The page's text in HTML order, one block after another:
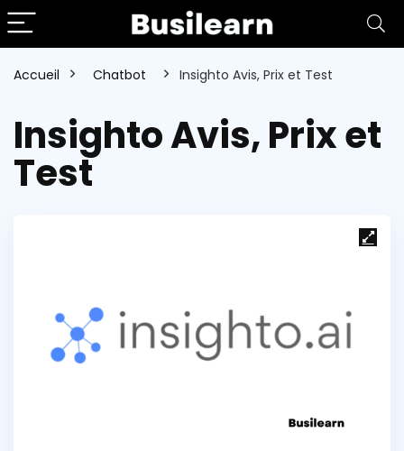
Accueil Chatbot Insighto Avis, Prix et Test
Insighto Avis, Prix et
Test